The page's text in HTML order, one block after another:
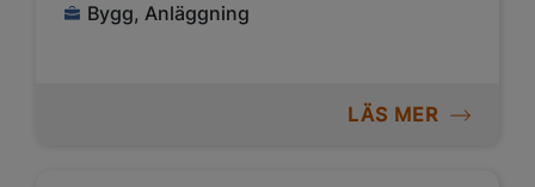
Bygg, Anläggning
LÄS MER